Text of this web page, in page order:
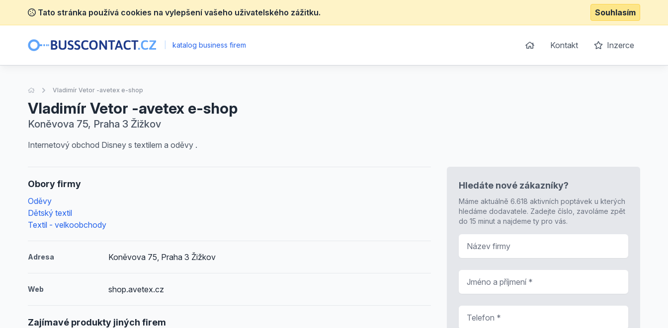
Tato stránka používá cookies na vylepšení vašeho uživatelského zážitku. Souhlasím
katalog business firem Kontakt Inzerce
Úvodní stránka
Vladimír Vetor -avetex e-shop
Vladimír Vetor -avetex e-shop
Koněvova 75, Praha 3 Žižkov
Internetový obchod Disney s textilem a oděvy .
Obory firmy
Oděvy
Dětský textil
Textil - velkoobchody
Adresa Koněvova 75, Praha 3 Žižkov
Web shop.avetex.cz
Zajímavé produkty jiných firem
Hledáte nové zákazníky?
Máme aktuálně 6.618 aktivních poptávek u kterých
hledáme dodavatele. Zadejte číslo, zavoláme zpět
do 15 minut a najdeme ty pro vás.